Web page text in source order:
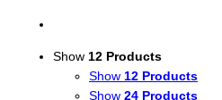
Show 12 Products
Show 12 Products
Show 24 Products